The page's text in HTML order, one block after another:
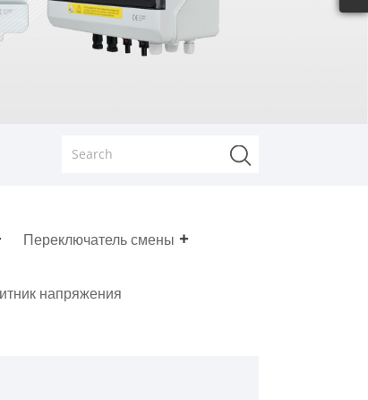
Переключатель смены
напряжения